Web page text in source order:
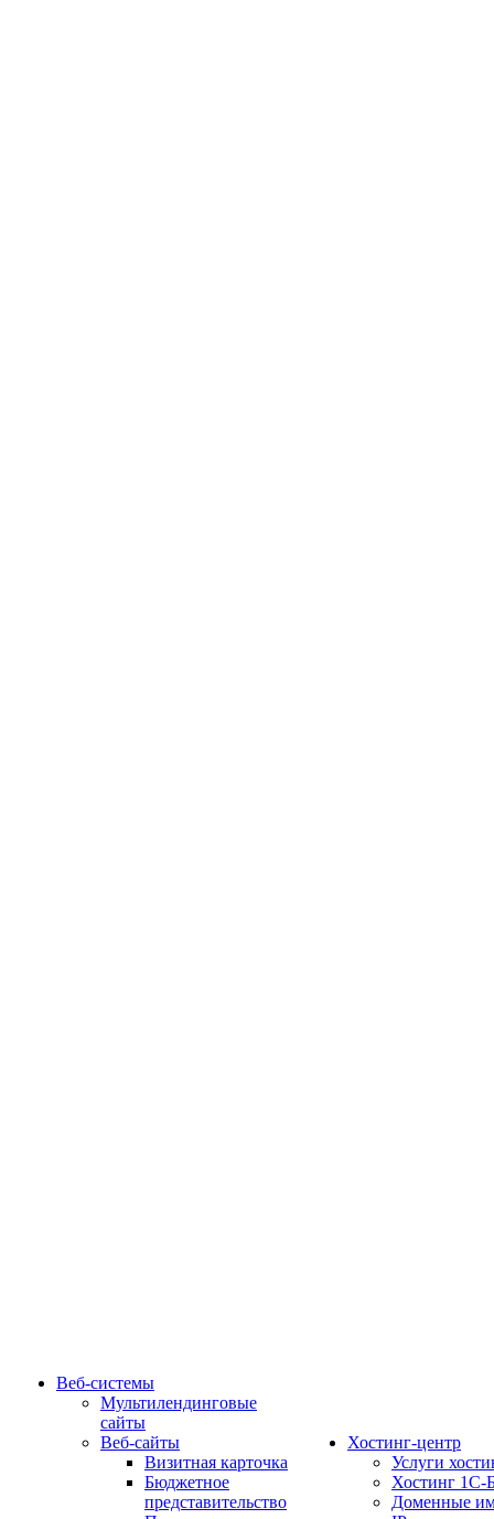
Веб-системы
Мультилендинговые
сайты
Веб-сайты
Визитная карточка
Бюджетное
представительство
Хостинг-центр
Услуги
Хостинг 1С-
Доменные